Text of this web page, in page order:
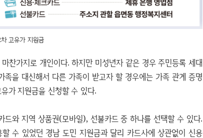
고유가 지원금
찬가지로 개인이다. 하지만 미성년자 같은 경우 주민등록 세대
을 대신해서 다른 가족이 받고자 할 경우에는 가족 관계 증명
가 지원금을 신청할 수 있다.
와 지역 상품권(모바일), 선불카드 중 하나를 선택할 수 있다.
수 있었던 경남 도민 지원금과 달리 카드사에 상관없이 신용